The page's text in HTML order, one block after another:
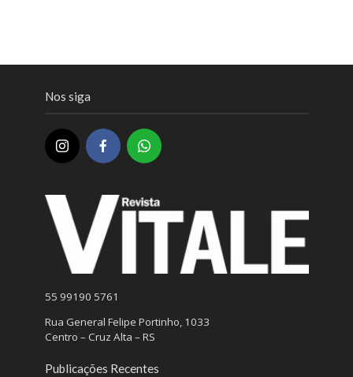
Nos siga
55 99190 5761
Rua General Felipe Portinho, 1033
Centro – Cruz Alta – RS
Publicações Recentes